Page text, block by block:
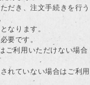
だき、注文手続きを行う
なります。
要です。
ご利用いただけない場合
れていない場合はご利用